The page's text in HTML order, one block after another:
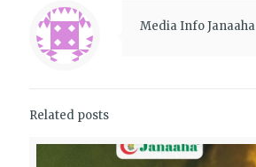
Media Info Janaaha
Related posts